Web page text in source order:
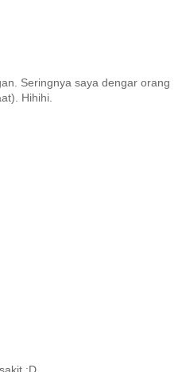
Seringnya saya dengar orang
Hihihi.